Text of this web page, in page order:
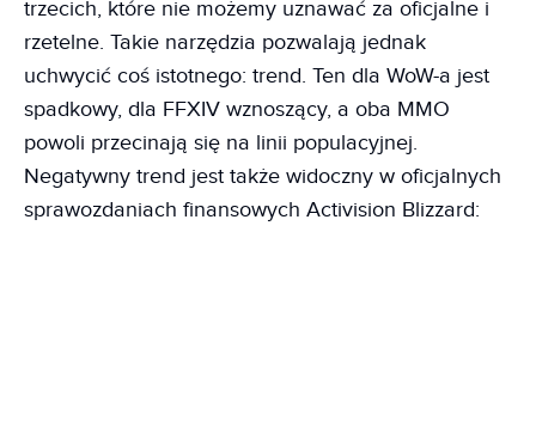
trzecich, które nie możemy uznawać za oficjalne i
rzetelne. Takie narzędzia pozwalają jednak
uchwycić coś istotnego: trend. Ten dla WoW-a jest
spadkowy, dla FFXIV wznoszący, a oba MMO
powoli przecinają się na linii populacyjnej.
Negatywny trend jest także widoczny w oficjalnych
sprawozdaniach finansowych Activision Blizzard: